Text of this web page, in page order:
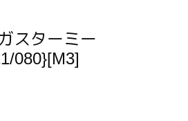
スターミー
080}[M3]